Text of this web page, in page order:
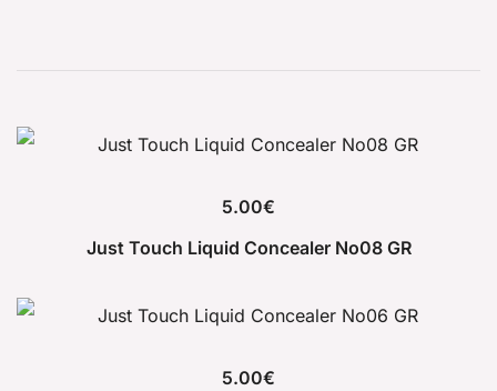
5.00€
Just Touch Liquid Concealer No08 GR
5.00€